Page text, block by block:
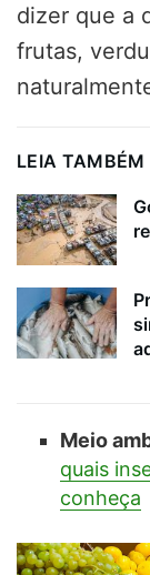
dizer que a
frutas,
LEIA TAMBÉM
Meio
quais
conheça